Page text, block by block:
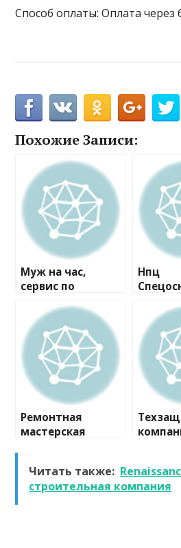
Способ оплаты: Оплата через
Похожие Записи:
Муж на час,
сервис по
Нпц
Ремонтная
мастерская
Читать также:
строительная компания